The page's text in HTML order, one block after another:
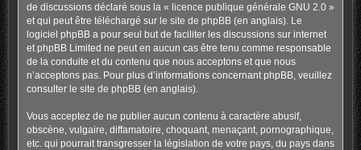
de discussions déclaré sous la « licence publique générale GNU 2.0»
et qui peut être téléchargé sur le site de phpBB(en anglais). Le
logiciel phpBB a pour seul but de faciliter les discussions sur internet
et phpBB Limited ne peut en aucun cas être tenu comme responsable
de la conduite et du contenu que nous acceptons et que nous
n’acceptons pas. Pour plus d’informations concernant phpBB, veuillez
consulter le site de phpBB(en anglais).
Vous acceptez de ne publier aucun contenu à caractère abusif,
obscène, vulgaire, diffamatoire, choquant, menaçant, pornographique,
etc. qui pourrait transgresser la législation de votre pays, du pays dans